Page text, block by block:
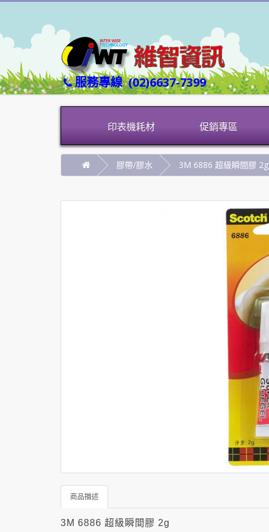
服務專線(02)6637-7399
印表機耗材 促銷專區
膠帶/膠水 3M 6886 超級瞬間膠 2g
商品描述
3M 6886 超級瞬間膠 2g